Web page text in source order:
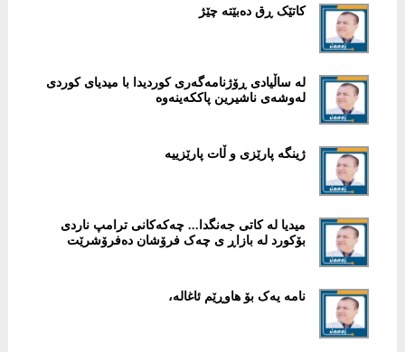
کاتێک ڕق دەبێتە چێژ
لە ساڵیادی ڕۆژنامەگەری کوردیدا با میدیای کوردی
لەوشەی ناشیرین پاککەینەوە
ژینگە پارێزی و ڵات پارێزییە
میدیا لە کاتی جەنگدا... چەکەکانی ترامپ ناردی
بۆکورد لە بازاڕ ی چەک فرۆشان دەفرۆشرێت
نامە یەک بۆ هاوڕێم ئاغالە،